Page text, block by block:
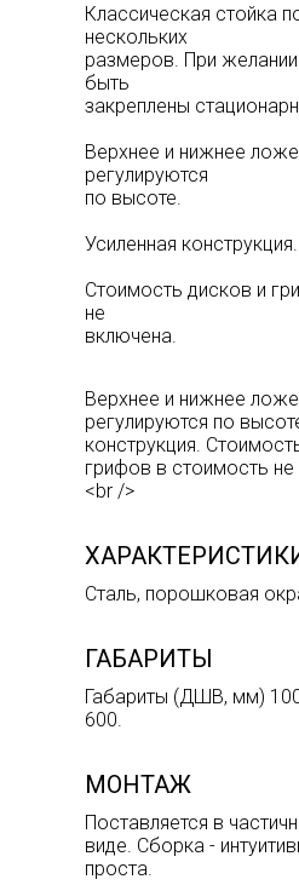
Классическая стойка
нескольких
размеров. При
быть
закреплены
Верхнее и нижнее
регулируются
по высоте.
Усиленная конструкция.
Стоимость дисков и
не
включена.
Верхнее и нижнее
регулируются по
конструкция.
грифов в стоимость
<br />
Сталь, порошковая
ГАБАРИТЫ
Габариты (ДШВ, мм)
600.
МОНТАЖ
Поставляется в
виде. Сборка -
проста.